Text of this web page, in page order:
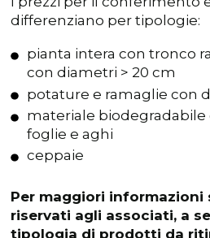
differenziano per tipologie:
pianta intera con tronco
con diametri > 20 cm
potature e ramaglie con
materiale biodegradabile
foglie e aghi
ceppaie
Per maggiori informazioni
riservati agli associati, a
tipologia di prodotti da